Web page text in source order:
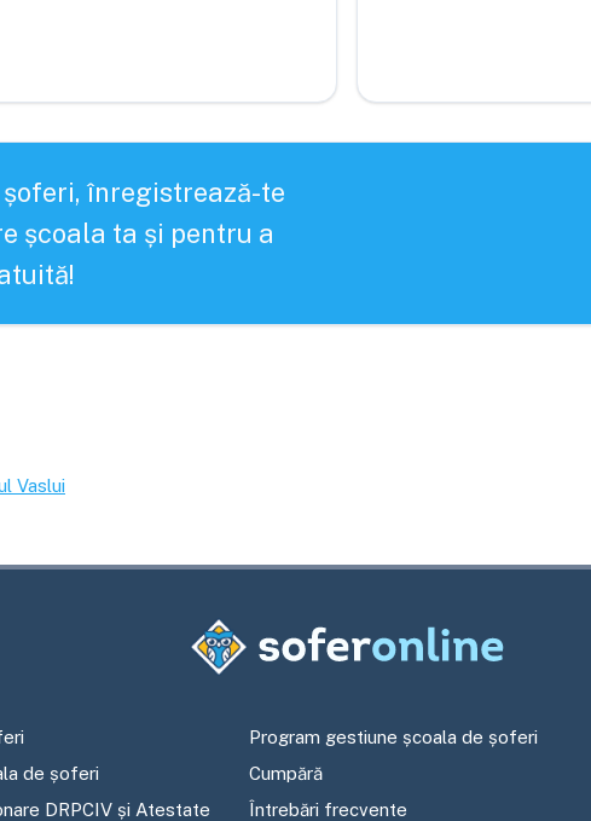
înregistrează-te
școala ta și pentru a
Vaslui
de șoferi
DRPCIV și Atestate
Program gestiune școala de șoferi
Cumpără
Întrebări frecvente